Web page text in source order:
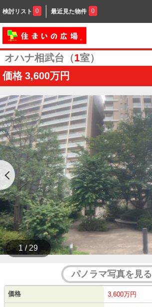
検討リスト 0 最近見た物件 0
オハナ相武台（1室）
価格 3,600万円
1 / 29
パノラマ写真を見る
価格 3,600万円